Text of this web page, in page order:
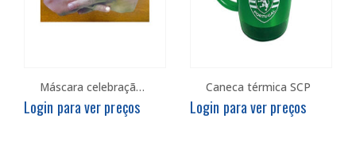
Máscara celebração de Golo – Adulto
Login para ver preços
Caneca térmica SCP
Login para ver preços